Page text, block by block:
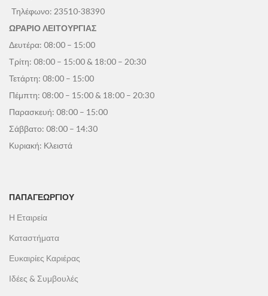
Τηλέφωνο: 23510-38390
ΩΡΑΡΙΟ ΛΕΙΤΟΥΡΓΙΑΣ
Δευτέρα: 08:00 – 15:00
Τρίτη: 08:00 – 15:00 & 18:00 – 20:30
Τετάρτη: 08:00 – 15:00
Πέμπτη: 08:00 – 15:00 & 18:00 – 20:30
Παρασκευή: 08:00 – 15:00
Σάββατο: 08:00 – 14:30
Κυριακή: Κλειστά
ΠΑΠΑΓΕΩΡΓΊΟΥ
Η Εταιρεία
Καταστήματα
Ευκαιρίες Καριέρας
Ιδέες & Συμβουλές